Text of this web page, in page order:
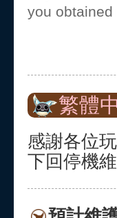
you obtained
繁體
感謝各位
下回停機